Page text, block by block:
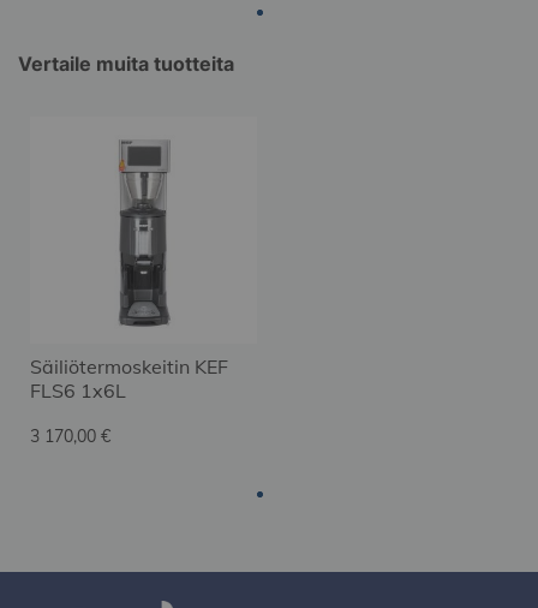
Vertaile muita tuotteita
Säiliötermoskeitin KEF
FLS6 1x6L
3 170,00 €